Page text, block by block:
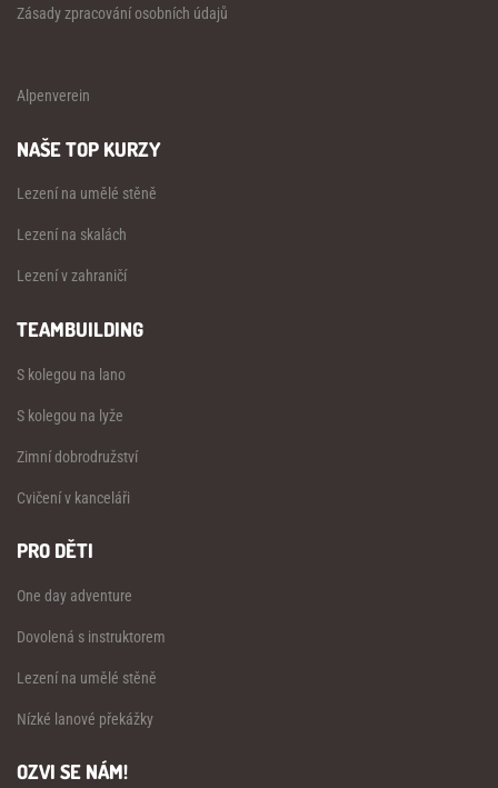
Zásady zpracování osobních údajů
Alpenverein
NAŠE TOP KURZY
Lezení na umělé stěně
Lezení na skalách
Lezení v zahraničí
TEAMBUILDING
S kolegou na lano
S kolegou na lyže
Zimní dobrodružství
Cvičení v kanceláři
PRO DĚTI
One day adventure
Dovolená s instruktorem
Lezení na umělé stěně
Nízké lanové překážky
OZVI SE NÁM!